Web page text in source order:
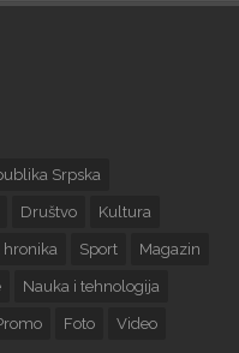
Srpska
Društvo Kultura
hronika Sport Magazin
Nauka i tehnologija
Foto Video